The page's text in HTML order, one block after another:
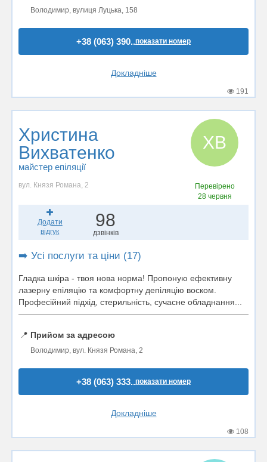
Володимир, вулиця Луцька, 158
+38 (063) 390..показати номер
Докладніше
191
Христина
Вихватенко
майстер епіляції
ХВ
вул. Князя Романа, 2
Перевірено
28 червня
Додати
відгук
98
дзвінків
➡️ Усі послуги та ціни (17)
Гладка шкіра - твоя нова норма! Пропоную ефективну
лазерну епіляцію та комфортну депіляцію воском.
Професійний підхід, стерильність, сучасне обладнання...
📍 Прийом за адресою
Володимир, вул. Князя Романа, 2
+38 (063) 333..показати номер
Докладніше
108